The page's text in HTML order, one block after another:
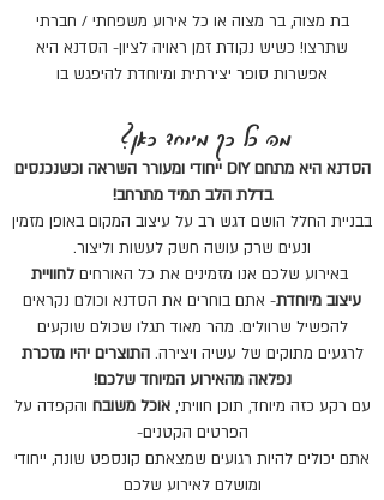
בת מצוה, בר מצוה או כל אירוע משפחתי / חברתי
שתרצו! כשיש נקודת זמן ראויה לציון- הסדנא היא
אפשרות סופר יצירתית ומיוחדת להיפגש בו
מה כל כך מיוחד כאן?
הסדנא היא מתחם DIY ייחודי ומעורר השראה וכשנכנסים
בדלת הלב תמיד מתרחב!
בבניית החלל הושם דגש רב על עיצוב המקום באופן מזמין
ונעים שרק עושה חשק לעשות וליצור.
באירוע שלכם אנו מזמינים את כל האורחיםלחוויית
עיצוב מיוחדת- אתם בוחרים את הסדנא וכולם נקראים
להפשיל שרוולים. מהר מאוד תגלו שכולם שוקעים
לרגעים מתוקים של עשיה ויצירה.התוצרים יהיו מזכרת
נפלאה מהאירוע המיוחד שלכם!
עם רקע כזה מיוחד, תוכן חוויתי,אוכל משובח והקפדה על
הפרטים הקטנים-
אתם יכולים להיות רגועים שמצאתם קונספט שונה, ייחודי
ומושלם לאירוע שלכם